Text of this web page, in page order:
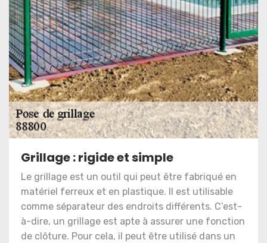
Grillage : rigide et simple
Le grillage est un outil qui peut être fabriqué en
matériel ferreux et en plastique. Il est utilisable
comme séparateur des endroits différents. C’est-
à-dire, un grillage est apte à assurer une fonction
de clôture. Pour cela, il peut être utilisé dans un